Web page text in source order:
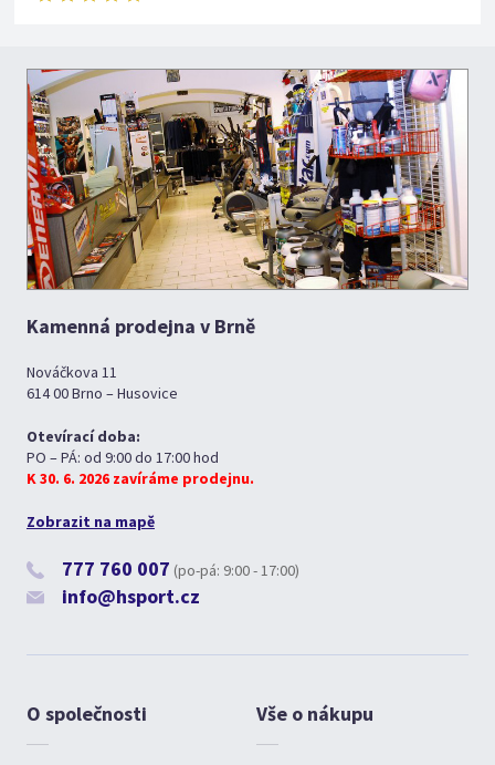
Kamenná prodejna v Brně
Nováčkova 11
614 00 Brno – Husovice
Otevírací doba:
PO – PÁ: od 9:00 do 17:00 hod
K 30. 6. 2026 zavíráme prodejnu.
Zobrazit na mapě
777 760 007 (po-pá: 9:00 - 17:00)
info@hsport.cz
O společnosti Vše o nákupu